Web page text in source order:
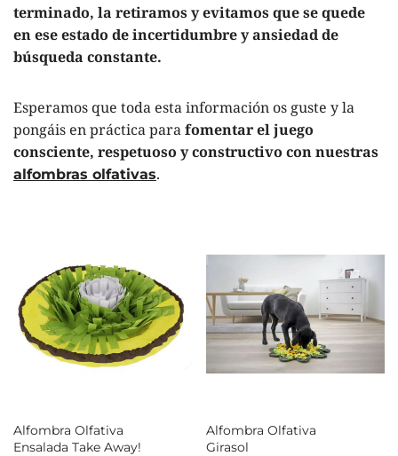
terminado, la retiramos y evitamos que se quede
en ese estado de incertidumbre y ansiedad de
búsqueda constante.
Esperamos que toda esta información os guste y la
pongáis en práctica parafomentar el juego
consciente, respetuoso y constructivo con nuestras
alfombras olfativas.
Alfombra Olfativa
Ensalada Take Away!
Alfombra Olfativa
Girasol